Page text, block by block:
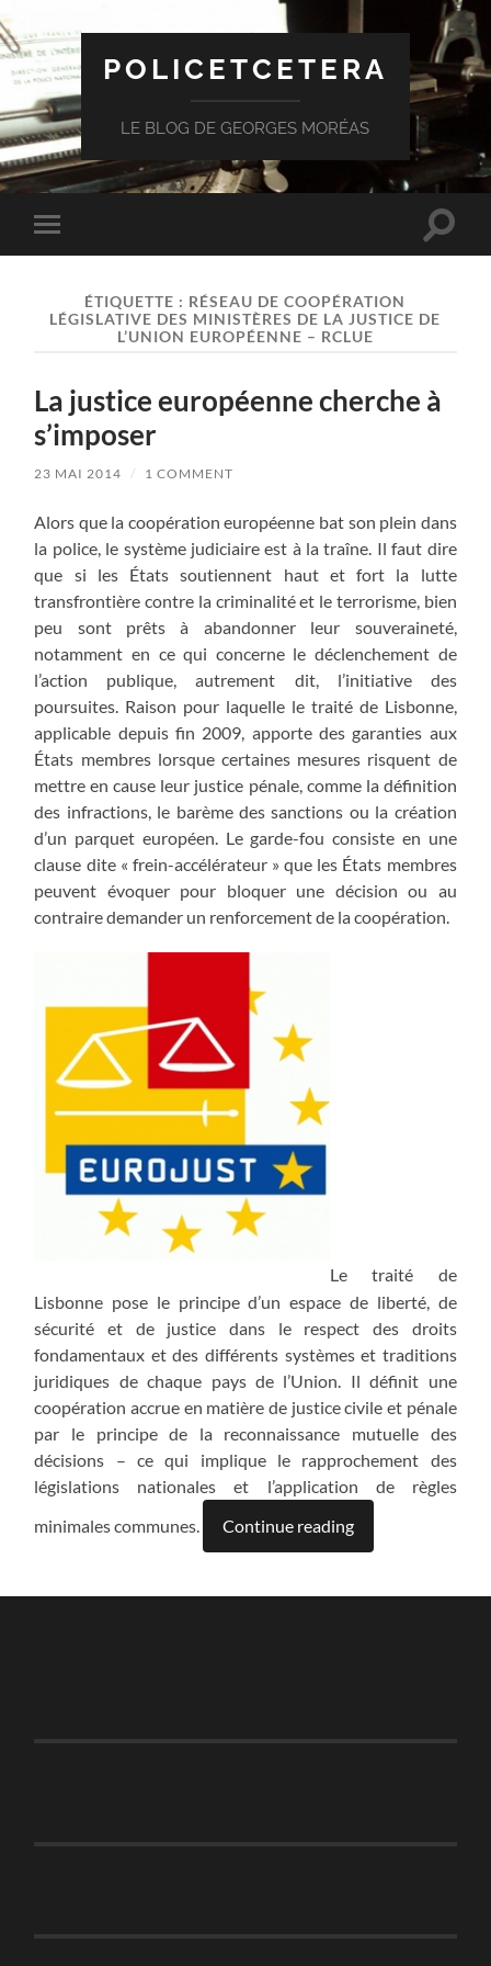
POLICETCETERA
LE BLOG DE GEORGES MORÉAS
Toggle
mobile
Toggle
ÉTIQUETTE : RÉSEAU DE COOPÉRATION
LÉGISLATIVE DES MINISTÈRES DE LA JUSTICE DE
L’UNION EUROPÉENNE – RCLUE
La justice européenne cherche à
s’imposer
23 MAI 2014 / 1 COMMENT
Alors que la coopération européenne bat son plein dans
la police, le système judiciaire est à la traîne. Il faut dire
que si les États soutiennent haut et fort la lutte
transfrontière contre la criminalité et le terrorisme, bien
peu sont prêts à abandonner leur souveraineté,
notamment en ce qui concerne le déclenchement de
l’action publique, autrement dit, l’initiative des
poursuites. Raison pour laquelle le traité de Lisbonne,
applicable depuis fin 2009, apporte des garanties aux
États membres lorsque certaines mesures risquent de
mettre en cause leur justice pénale, comme la définition
des infractions, le barème des sanctions ou la création
d’un parquet européen. Le garde-fou consiste en une
clause dite « frein-accélérateur » que les États membres
peuvent évoquer pour bloquer une décision ou au
contraire demander un renforcement de la coopération.
Le traité de
Lisbonne pose le principe d’un espace de liberté, de
sécurité et de justice dans le respect des droits
fondamentaux et des différents systèmes et traditions
juridiques de chaque pays de l’Union. Il définit une
coopération accrue en matière de justice civile et pénale
par le principe de la reconnaissance mutuelle des
décisions – ce qui implique le rapprochement des
législations nationales et l’application de règles
minimales communes.
Continue reading